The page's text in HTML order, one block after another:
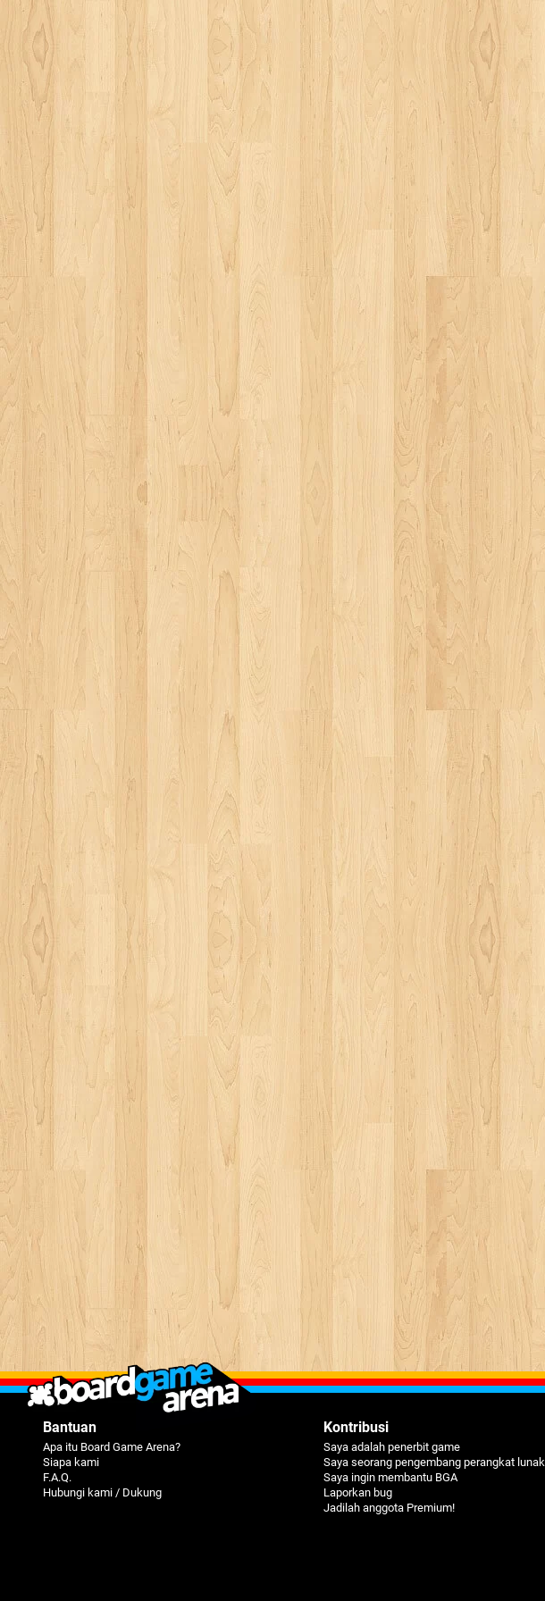
Bantuan
Apa itu Board Game Arena?
Siapa kami
F.A.Q.
Hubungi kami / Dukung
Kontribusi
Saya adalah penerbit game
Saya seorang pengembang perangkat lunak
Saya ingin membantu BGA
Laporkan bug
Jadilah anggota Premium!